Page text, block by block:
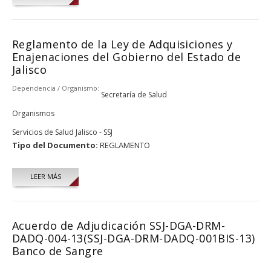
Reglamento de la Ley de Adquisiciones y
Enajenaciones del Gobierno del Estado de
Jalisco
Dependencia / Organismo:
Secretaría de Salud
Organismos
Servicios de Salud Jalisco - SSJ
Tipo del Documento: REGLAMENTO
LEER MÁS
Acuerdo de Adjudicación SSJ-DGA-DRM-
DADQ-004-13(SSJ-DGA-DRM-DADQ-001BIS-13)
Banco de Sangre